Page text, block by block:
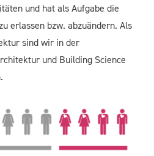
und hat als Aufgabe die
erlassen bzw. abzuändern. Als
sind wir in der
und Building Science